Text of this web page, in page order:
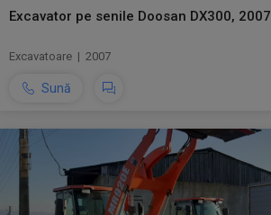
Excavator pe senile Doosan DX300, 2007
Excavatoare | 2007
Sună